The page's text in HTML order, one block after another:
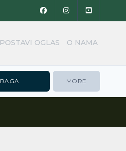
POSTAVI OGLAS O NAMA
MORE